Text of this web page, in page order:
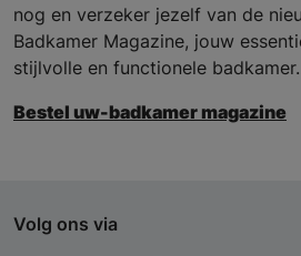
nog en verzeker jezelf van de
Badkamer Magazine, jouw
stijlvolle en functionele badkamer.
Bestel uw-badkamer magazine
Volg ons via